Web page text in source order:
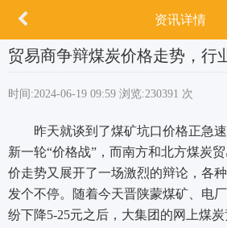
资讯详情
贸易商争辩煤炭价格走势，行
时间:2024-06-19 09:59 浏览:230391 次
昨天就谈到了煤矿坑口价格正急
新一轮“价格战”，而南方和北方煤炭
价走势又展开了一场激烈的辩论，各
发个不停。随着今天晋陕蒙煤矿、电
纷下降5-25元之后，大集团的网上煤